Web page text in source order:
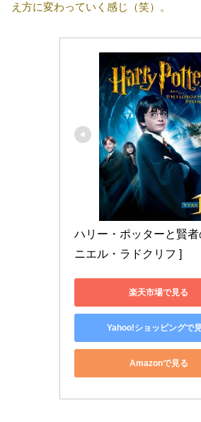
え方に変わっていく感じ（笑）。
ハリー・ポッターと賢者
ニエル・ラドクリフ ]
楽天市場で見る
Yahoo!ショッピングで
Amazonで見る